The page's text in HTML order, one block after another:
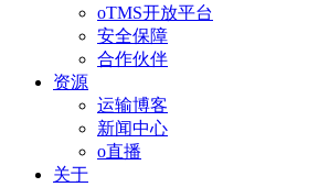
oTMS开放平台
安全保障
合作伙伴
资源
运输博客
新闻中心
o直播
关于